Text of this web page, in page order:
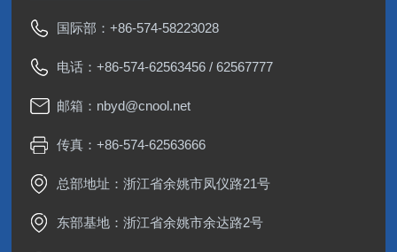
国际部：+86-574-58223028
电话：+86-574-62563456 /62567777
邮箱： nbyd@cnool.net
传真：+86-574-62563666
总部地址：浙江省余姚市凤仪路21号
东部基地：浙江省余姚市余达路2号